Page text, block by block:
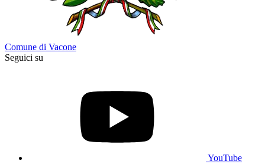
Comune di Vacone
Seguici su
YouTube